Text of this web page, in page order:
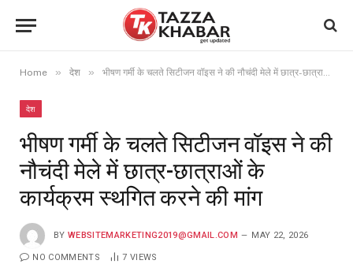
Home » देश » भीषण गर्मी के चलते सिटीजन वॉइस ने की नौचंदी मेले में छात्र-छात्राओं के कार्यक्रम स्थगित करने की मांग
देश
भीषण गर्मी के चलते सिटीजन वॉइस ने की
नौचंदी मेले में छात्र-छात्राओं के
कार्यक्रम स्थगित करने की मांग
BY WEBSITEMARKETING2019@GMAIL.COM MAY 22, 2026
NO COMMENTS 7 VIEWS